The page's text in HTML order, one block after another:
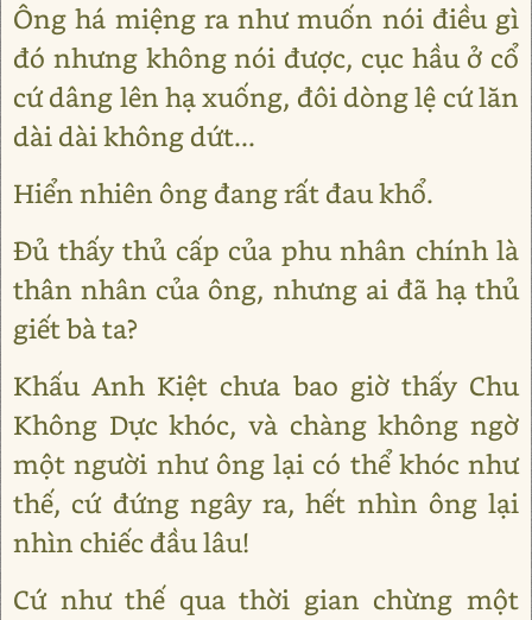
Ông há miệng ra như muốn nói điều gì
đó nhưng không nói được, cục hầu ở cổ
cứ dâng lên hạ xuống, đôi dòng lệ cứ lăn
dài dài không dứt...
Hiển nhiên ông đang rất đau khổ.
Đủ thấy thủ cấp của phu nhân chính là
thân nhân của ông, nhưng ai đã hạ thủ
giết bà ta?
Khấu Anh Kiệt chưa bao giờ thấy Chu
Không Dực khóc, và chàng không ngờ
một người như ông lại có thể khóc như
thế, cứ đứng ngây ra, hết nhìn ông lại
nhìn chiếc đầu lâu!
Cứ như thế qua thời gian chừng một